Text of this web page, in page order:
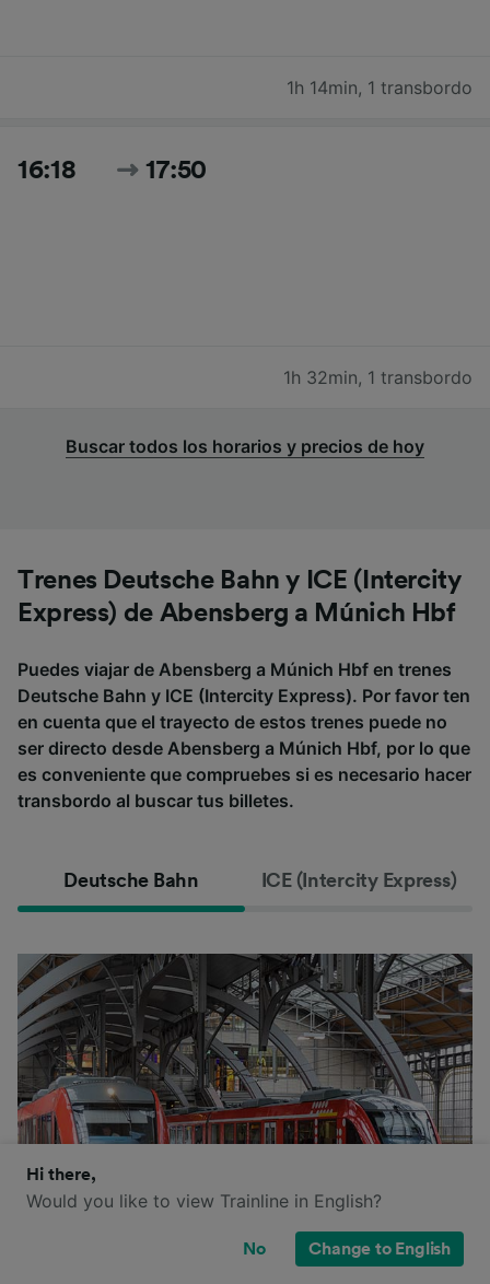
1h 14min, 1 transbordo
16:18 17:50
1h 32min, 1 transbordo
Buscar todos los horarios y precios de hoy
Trenes Deutsche Bahn y ICE (Intercity
Express) de Abensberg a Múnich Hbf
Puedes viajar de Abensberg a Múnich Hbf en trenes
Deutsche Bahn y ICE (Intercity Express). Por favor ten
en cuenta que el trayecto de estos trenes puede no
ser directo desde Abensberg a Múnich Hbf, por lo que
es conveniente que compruebes si es necesario hacer
transbordo al buscar tus billetes.
Deutsche Bahn ICE (Intercity Express)
Hi there,
Would you like to view Trainline in English?
No Change to English